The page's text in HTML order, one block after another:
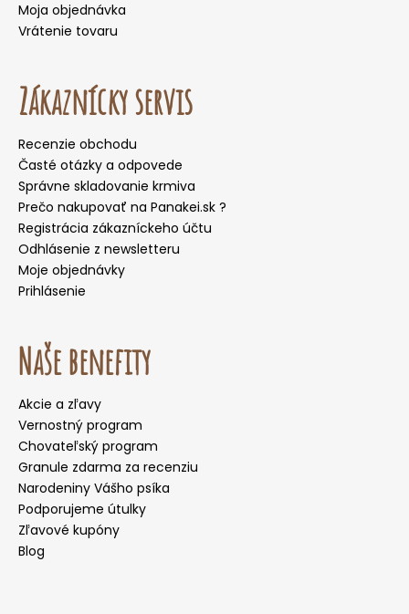
Moja objednávka
Vrátenie tovaru
Zákaznícky servis
Recenzie obchodu
Časté otázky a odpovede
Správne skladovanie krmiva
Prečo nakupovať na Panakei.sk ?
Registrácia zákazníckeho účtu
Odhlásenie z newsletteru
Moje objednávky
Prihlásenie
Naše benefity
Akcie a zľavy
Vernostný program
Chovateľský program
Granule zdarma za recenziu
Narodeniny Vášho psíka
Podporujeme útulky
Zľavové kupóny
Blog